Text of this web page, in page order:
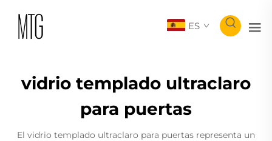
ES
vidrio templado ultraclaro
para puertas
El vidrio templado ultraclaro para puertas representa un